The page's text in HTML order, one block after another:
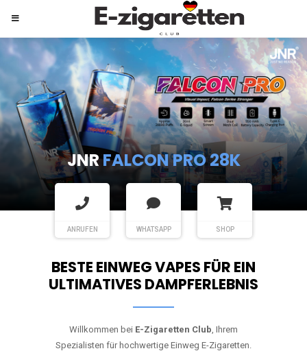
JNRSHISHA HOOKAH MAX
ANRUFEN WHATSAPP SHOP
BESTE EINWEG VAPES FÜR EIN
ULTIMATIVES DAMPFERLEBNIS
Willkommen bei E-Zigaretten Club, Ihrem
Spezialisten für hochwertige Einweg E-Zigaretten.